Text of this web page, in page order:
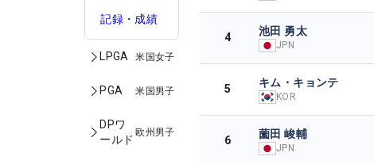
記録・成績
LPGA 米国女子
PGA 米国男子
DPワ
ールド
欧州男子
4 池田 勇太
JPN
5 キム・キョンテ
KOR
6 薗田 峻輔
JPN